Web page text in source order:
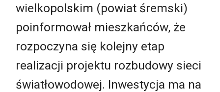
wielkopolskim (powiat śremski)
poinformował mieszkańców, że
rozpoczyna się kolejny etap
realizacji projektu rozbudowy sieci
światłowodowej. Inwestycja ma na